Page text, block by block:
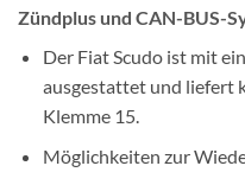
Zündplus und CAN-BUS-
Der Fiat Scudo ist mit
ausgestattet und liefert
Klemme 15.
Möglichkeiten zur